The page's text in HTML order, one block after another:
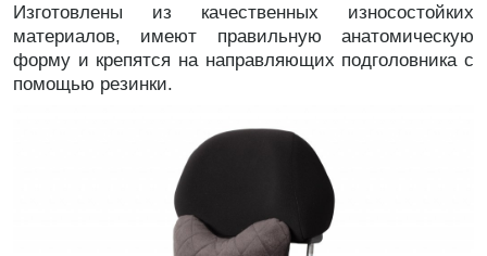
Изготовлены из качественных износостойких
материалов, имеют правильную анатомическую
форму и крепятся на направляющих подголовника с
помощью резинки.